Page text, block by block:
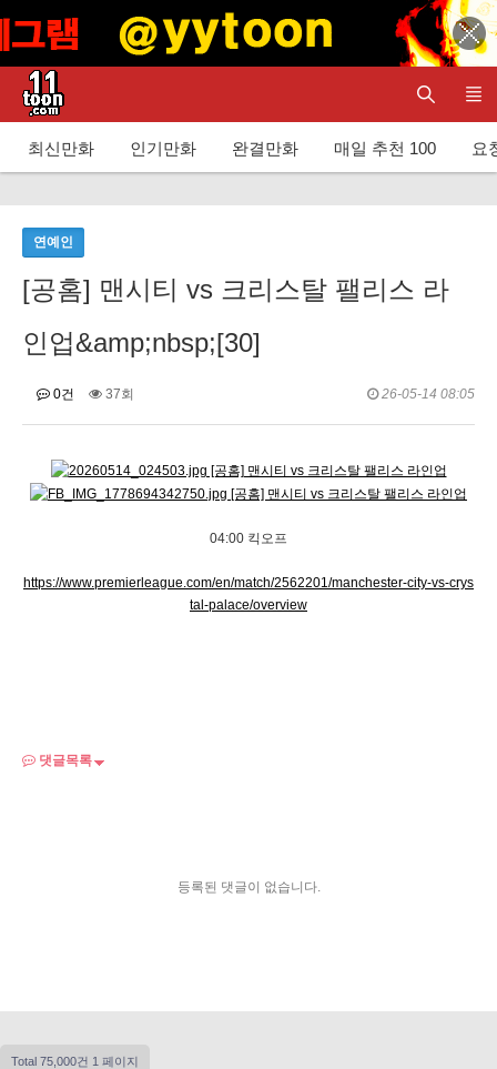
최신만화 인기만화 완결만화 매일 추천 100 요
연예인
[공홈] 맨시티 vs 크리스탈 팰리스 라
인업&amp;nbsp;[30]
0건 37회 26-05-14 08:05
04:00 킥오프
https://www.premierleague.com/en/match/2562201/manchester-city-vs-crys
tal-palace/overview
댓글목록
등록된 댓글이 없습니다.
Total 75,000건 1 페이지